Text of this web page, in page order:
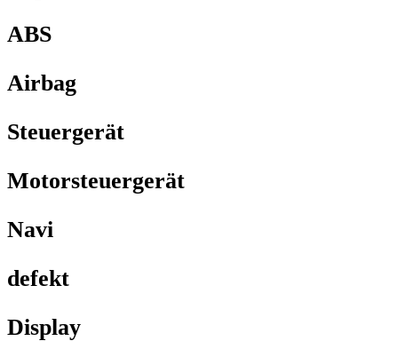
ABS
Airbag
Steuergerät
Motorsteuergerät
Navi
defekt
Display